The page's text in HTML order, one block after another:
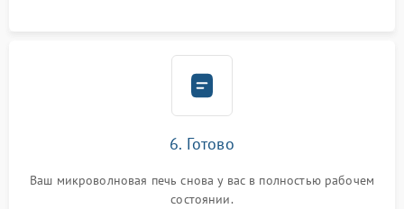
6. Готово
Ваш микроволновая печь снова у вас в полностью рабочем
состоянии.